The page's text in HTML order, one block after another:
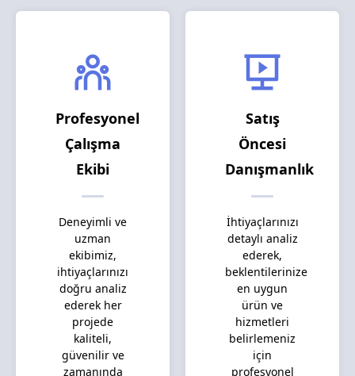
Profesyonel
Çalışma
Ekibi
Deneyimli ve
uzman
ekibimiz,
ihtiyaçlarınızı
doğru analiz
ederek her
projede
kaliteli,
güvenilir ve
zamanında
Satış
Öncesi
Danışmanlık
İhtiyaçlarınızı
detaylı analiz
ederek,
beklentilerinize
en uygun
ürün ve
hizmetleri
belirlemeniz
için
profesyonel